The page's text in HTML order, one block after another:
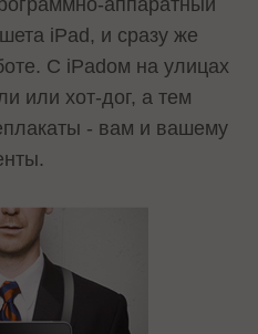
iPad, и сразу же
С iPadом на улицах
или хот-дог, а тем
- вам и вашему